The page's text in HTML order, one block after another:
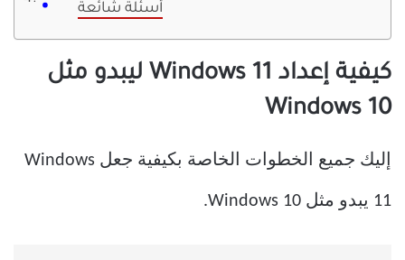
أسئلة شائعة
كيفية إعداد Windows 11 ليبدو مثل
Windows 10
إليك جميع الخطوات الخاصة بكيفية جعل Windows
11 يبدو مثل Windows 10.